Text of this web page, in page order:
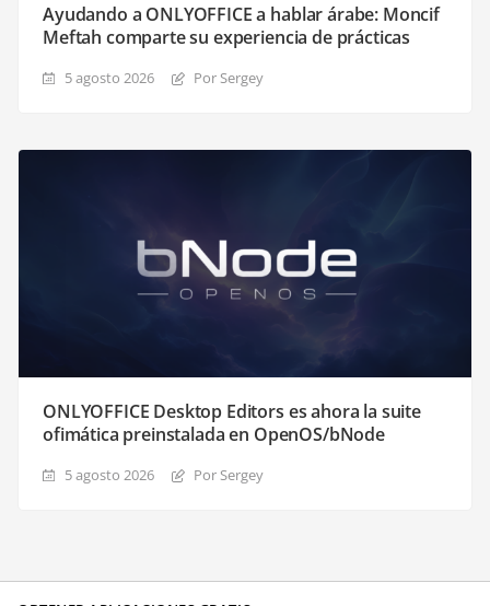
Ayudando a ONLYOFFICE a hablar árabe: Moncif
Meftah comparte su experiencia de prácticas
5 agosto 2026 Por Sergey
ONLYOFFICE Desktop Editors es ahora la suite
ofimática preinstalada en OpenOS/bNode
5 agosto 2026 Por Sergey